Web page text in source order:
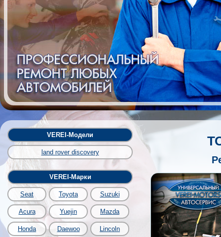
VEREI-Модели
land rover discovery
VEREI-Марки
Seat Toyota Suzuki
Acura Yuejin Mazda
Honda Daewoo Lincoln